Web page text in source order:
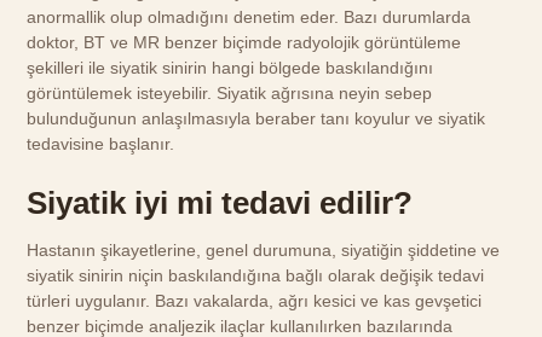
anormallik olup olmadığını denetim eder. Bazı durumlarda
doktor, BT ve MR benzer biçimde radyolojik görüntüleme
şekilleri ile siyatik sinirin hangi bölgede baskılandığını
görüntülemek isteyebilir. Siyatik ağrısına neyin sebep
bulunduğunun anlaşılmasıyla beraber tanı koyulur ve siyatik
tedavisine başlanır.
Siyatik iyi mi tedavi edilir?
Hastanın şikayetlerine, genel durumuna, siyatiğin şiddetine ve
siyatik sinirin niçin baskılandığına bağlı olarak değişik tedavi
türleri uygulanır. Bazı vakalarda, ağrı kesici ve kas gevşetici
benzer biçimde analjezik ilaçlar kullanılırken bazılarında